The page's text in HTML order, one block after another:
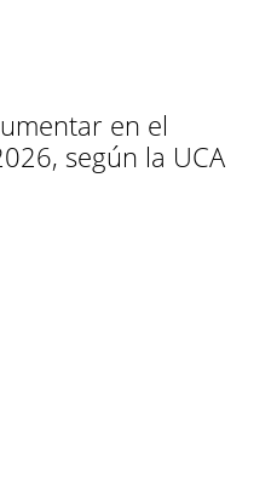
en el
según la UCA